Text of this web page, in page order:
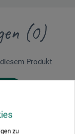
zu
(0)
Produkt